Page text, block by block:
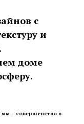
с
и
доме
мм – совершенство в